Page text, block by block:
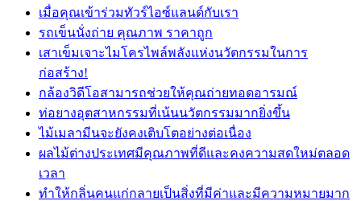
เมื่อคุณเข้าร่วมทัวร์ไอซ์แลนด์กับเรา
รถเข็นนั่งถ่าย คุณภาพ ราคาถูก
เสาเข็มเจาะไมโครไพล์พลังแห่งนวัตกรรมในการ
ก่อสร้าง!
กล้องวิดีโอสามารถช่วยให้คุณถ่ายทอดอารมณ์
ท่อยางอุตสาหกรรมที่เน้นนวัตกรรมมากยิ่งขึ้น
ไม้เมลามีนจะยังคงเติบโตอย่างต่อเนื่อง
ผลไม้ต่างประเทศมีคุณภาพที่ดีและคงความสดใหม่ตลอด
เวลา
ทำให้กลิ่นคนแก่กลายเป็นสิ่งที่มีค่าและมีความหมายมาก